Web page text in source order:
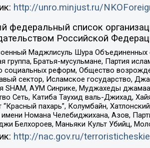
http://unro.minjust.ru/
федеральный список
Российской
Маджлисуль Шура Объединенных
группа, Братья-мусульмане, Партия
социальных реформ, Общество
сектор, Исламское государство,
SHAM, АУМ Синрике, Муджахеды
Сеть, Катиба Таухид валь-Джихад,
пахарь”, Колумбайн,
имени Номана Челебиджихана, Азов,
Белхороев, Маньяки Культ Убийц,
http://nac.gov.ru/